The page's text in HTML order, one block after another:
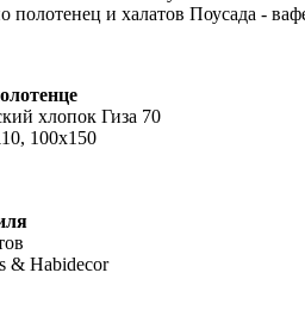
полотенец и халатов Поусада -
хлопок Гиза 70
100х150
& Habidecor